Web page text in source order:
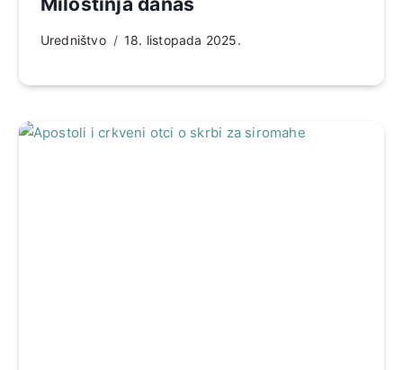
Uredništvo 18. listopada 2025.